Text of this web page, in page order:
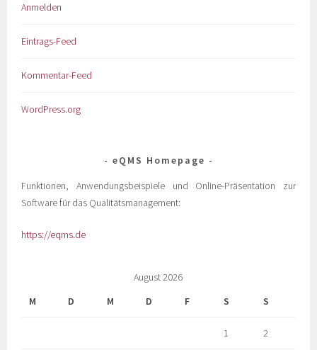
Anmelden
Eintrags-Feed
Kommentar-Feed
WordPress.org
eQMS Homepage
Funktionen, Anwendungsbeispiele und Online-Präsentation zur
Software für das Qualitätsmanagement:
https://eqms.de
August 2026
M
D M D F S S
1 2